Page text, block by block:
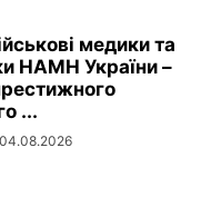
медики та
НАМН України –
...
04.08.2026